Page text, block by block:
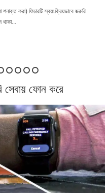
করা) ফিচারটি স্বয়ংক্রিয়ভাবে জরুরি
থাকা...
ফোন করে